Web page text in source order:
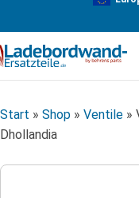
Start » Shop » Ventile »
Dhollandia